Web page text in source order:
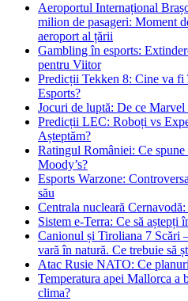
Aeroportul Internațional
milion de pasageri: Moment
aeroport al țării
Gambling în esports:
pentru Viitor
Predicții Tekken 8: Cine va
Esports?
Jocuri de luptă: De ce
Predicții LEC: Roboți vs
Așteptăm?
Ratingul României: Ce
Moody’s?
Esports Warzone:
său
Centrala nucleară
Sistem e-Terra: Ce să aștepți
Canionul și Tiroliana 7 Scări
vară în natură. Ce trebuie să
Atac Rusie NATO: Ce
Temperatura apei Mallorca a
clima?